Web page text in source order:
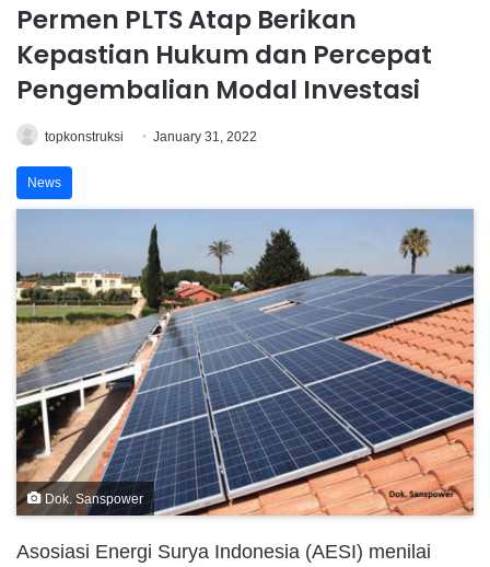
Permen PLTS Atap Berikan
Kepastian Hukum dan Percepat
Pengembalian Modal Investasi
topkonstruksi January 31, 2022
News
Dok. Sanspower
Asosiasi Energi Surya Indonesia (AESI) menilai